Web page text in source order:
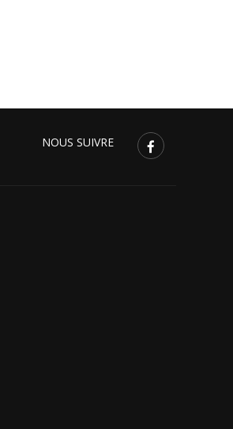
NOUS SUIVRE